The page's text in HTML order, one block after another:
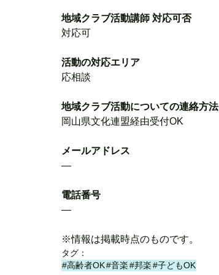
地域クラブ活動講師 対応可否
対応可
活動の対応エリア
応相談
地域クラブ活動についての連絡方法
岡山県文化連盟経由受付OK
メールアドレス
―
電話番号
―
※情報は掲載時点のものです。
タグ：
#高齢者OK#音楽#邦楽#子どもOK